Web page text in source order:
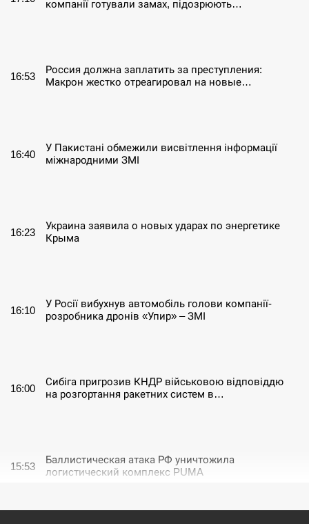
компанії готували замах, підозрюють…
16:53
Россия должна заплатить за преступления:
Макрон жестко отреагировал на новые…
16:40
У Пакистані обмежили висвітлення інформації
міжнародними ЗМІ
16:23
Украина заявила о новых ударах по энергетике
Крыма
16:10
У Росії вибухнув автомобіль голови компанії-
розробника дронів «Упир» – ЗМІ
16:00
Сибіга пригрозив КНДР військовою відповіддю
на розгортання ракетних систем в…
15:53
Баллистическая атака РФ уничтожила
логистический комплекс PUMA